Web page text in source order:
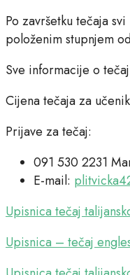
Po završetku tečaja
položenim stupnjem
Sve informacije o
Cijena tečaja za
Prijave za tečaj:
091 530 2231
E-mail:
Upisnica tečaj
Upisnica – tečaj